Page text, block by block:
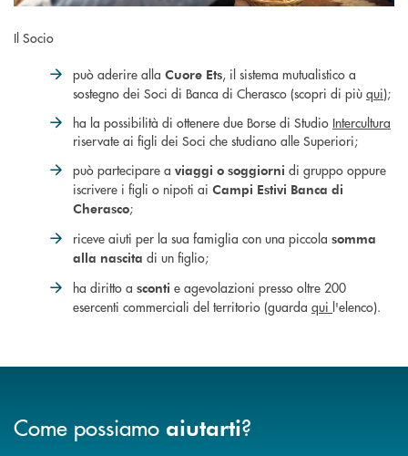
Il Socio
può aderire alla Cuore Ets, il sistema mutualistico a
sostegno dei Soci di Banca di Cherasco (scopri di più qui);
ha la possibilità di ottenere due Borse di Studio Intercultura
riservate ai figli dei Soci che studiano alle Superiori;
può partecipare a viaggi o soggiorni di gruppo oppure
iscrivere i figli o nipoti ai Campi Estivi Banca di
Cherasco;
riceve aiuti per la sua famiglia con una piccola somma
alla nascita di un figlio;
ha diritto a sconti e agevolazioni presso oltre 200
esercenti commerciali del territorio (guarda qui l'elenco).
Come possiamo aiutarti?